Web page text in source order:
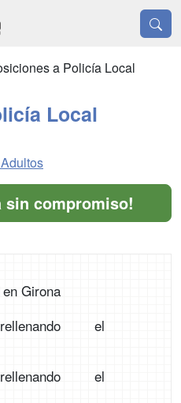
a Policía Local
Local
sin compromiso!
Girona
el
el